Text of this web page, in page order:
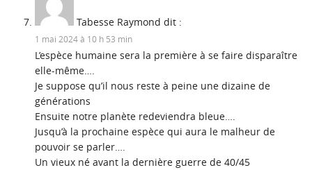
Tabesse Raymond dit :
1 mai 2024 à 10 h 53 min
L’espèce humaine sera la première à se faire disparaître
elle-même….
Je suppose qu’il nous reste à peine une dizaine de
générations
Ensuite notre planète redeviendra bleue….
Jusqu’à la prochaine espèce qui aura le malheur de
pouvoir se parler….
Un vieux né avant la dernière guerre de 40/45